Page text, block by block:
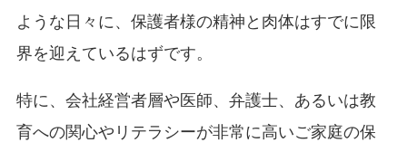
ような日々に、保護者様の精神と肉体はすでに限
界を迎えているはずです。
特に、会社経営者層や医師、弁護士、あるいは教
育への関心やリテラシーが非常に高いご家庭の保